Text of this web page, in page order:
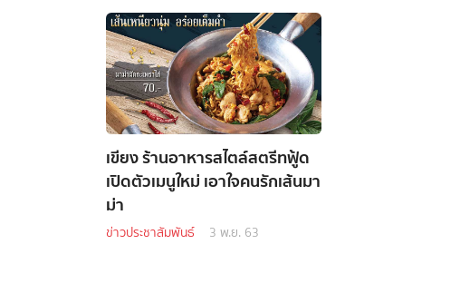
เขียง ร้านอาหารสไตล์สตรีทฟู้ด
เปิดตัวเมนูใหม่ เอาใจคนรักเส้นมา
ม่า
ข่าวประชาสัมพันธ์ 3 พ.ย. 63